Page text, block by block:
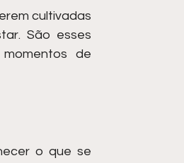
cultivadas
São esses
de
o que se